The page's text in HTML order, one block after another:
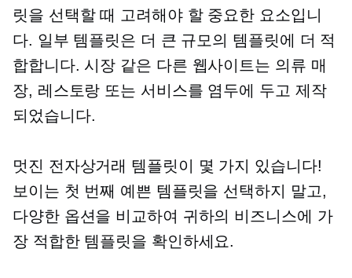
릿을 선택할 때 고려해야 할 중요한 요소입니
다. 일부 템플릿은 더 큰 규모의 템플릿에 더 적
합합니다. 시장 같은 다른 웹사이트는 의류 매
장, 레스토랑 또는 서비스를 염두에 두고 제작
되었습니다.
멋진 전자상거래 템플릿이 몇 가지 있습니다!
보이는 첫 번째 예쁜 템플릿을 선택하지 말고,
다양한 옵션을 비교하여 귀하의 비즈니스에 가
장 적합한 템플릿을 확인하세요.